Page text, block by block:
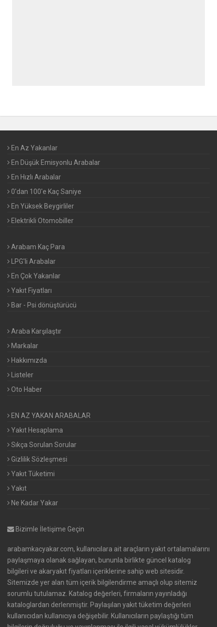
En Az Yakanlar
En Düşük Emisyonlu Arabalar
En Hızlı Arabalar
0'dan 100'e Kaç Saniye
En Yüksek Beygirliler
Elektrikli Otomobiller
Arabam Kaç Para
LPG'li Arabalar
En Çok Yakanlar
Yakıt Fiyatları
Bar - Psi dönüştürücü
Araba Karşılaştır
Markalar
Hakkımızda
Listeler
Oto Haber
EN AZ YAKAN ARABALAR
Yakıt Hesaplama
Sıkça Sorulan Sorular
Gizlilik Sözleşmesi
Yakıt Tüketimi
Yakıt
Ne Kadar Yakar
Bizimle İletişime Geçin
arabamkacyakar.com, kullanıcılara ait araçların yakıt ortalamalarını
paylaşmaya olanak sağlayan, bununla birlikte güncel katalog
bilgileri ve akaryakıt fiyatları içeriklerine sahip web sitesidir.
Sitemizde yer alan tüm içerik bilgilendirme amaçlı olup sitemiz
sorumlu tutulamaz. Katalog değerleri, firmaların yayınladığı
kataloglardan derlenmiştir. Paylaşılan yakıt tüketim değerleri
kullanıcıdan kullanıcıya değişebilir. Kullanıcıların paylaştığı tüm